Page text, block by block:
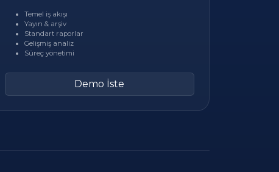
Temel iş akışı
Yayın & arşiv
Standart raporlar
Gelişmiş analiz
Süreç yönetimi
Demo İste